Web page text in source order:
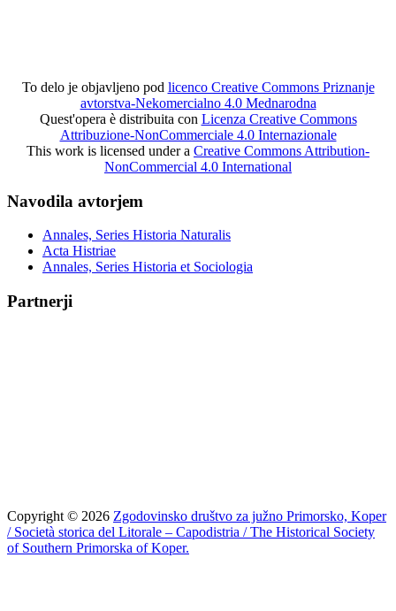
To delo je objavljeno pod licenco Creative Commons Priznanje
avtorstva-Nekomercialno 4.0 Mednarodna
Quest'opera è distribuita con Licenza Creative Commons
Attribuzione-NonCommerciale 4.0 Internazionale
This work is licensed under a Creative Commons Attribution-
NonCommercial 4.0 International
Navodila avtorjem
Annales, Series Historia Naturalis
Acta Histriae
Annales, Series Historia et Sociologia
Partnerji
Copyright © 2026 Zgodovinsko društvo za južno Primorsko, Koper
/ Società storica del Litorale – Capodistria / The Historical Society
of Southern Primorska of Koper.